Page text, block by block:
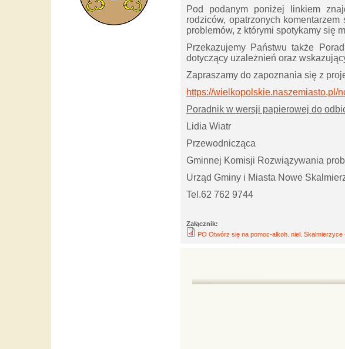
Pod podanym poniżej linkiem
rodziców, opatrzonych
problemów, z którymi spotykamy się
Przekazujemy Państwu także
dotyczący uzależnień oraz
Zapraszamy do zapoznania się z
https://wielkopolskie.naszemiasto.pl/
Poradnik w wersji papierowej do
Lidia Wiatr
Przewodnicząca
Gminnej Komisji Rozwiązywania
Urząd Gminy i Miasta Nowe
Tel.62 762 9744
Załącznik:
PO Otwórz się na pomoc-alkoh. niel. Skalmierzyce